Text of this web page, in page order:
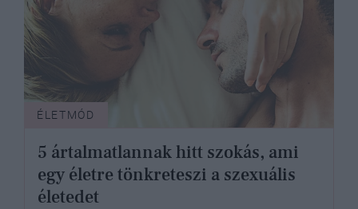
ÉLETMÓD
5 ártalmatlannak hitt szokás, ami
egy életre tönkreteszi a szexuális
életedet